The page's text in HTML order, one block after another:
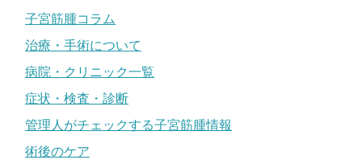
子宮筋腫コラム
治療・手術について
病院・クリニック一覧
症状・検査・診断
管理人がチェックする子宮筋腫情報
術後のケア